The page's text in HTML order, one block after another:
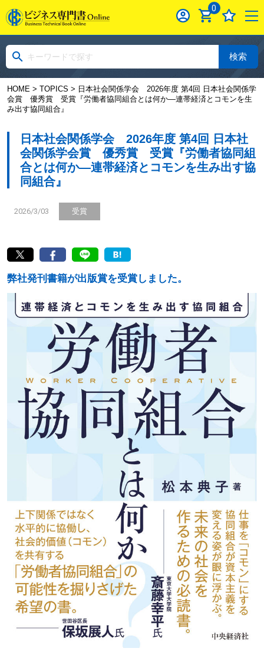
0
検索
HOME> TOPICS > 日本社会関係学会 2026年度 第4回 日本社会関係学
会賞 優秀賞 受賞『労働者協同組合とは何か―連帯経済とコモンを生
み出す協同組合』
日本社会関係学会 2026年度 第4回 日本社
会関係学会賞 優秀賞 受賞『労働者協同組
合とは何か―連帯経済とコモンを生み出す協
同組合』
2026/3/03 受賞
弊社発刊書籍が出版賞を受賞しました。